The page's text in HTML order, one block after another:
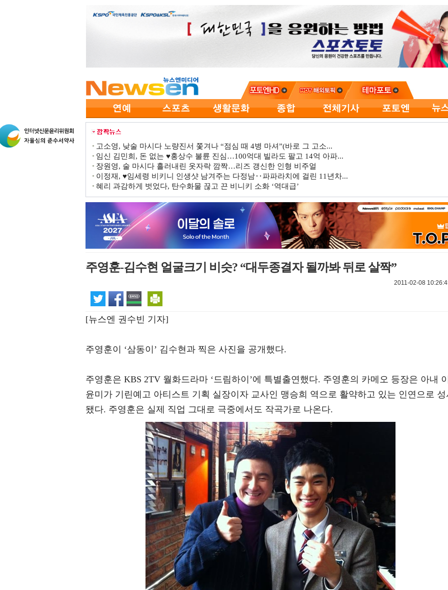
고소영, 낮술 마시다 노량진서 쫓겨나 “점심 때 4병 마셔”(바로 그 고소...
임신 김민희, 돈 없는 ♥홍상수 불륜 진심…100억대 빌라도 팔고 14억 아파...
장원영, 술 마시다 흘러내린 옷자락 깜짝…리즈 갱신한 인형 비주얼
이정재, ♥임세령 비키니 인생샷 남겨주는 다정남‥파파라치에 걸린 11년차...
혜리 과감하게 벗었다, 탄수화물 끊고 끈 비니키 소화 ‘역대급’
주영훈-김수현 얼굴크기 비슷? “대두종결자 될까봐 뒤로 살짝”
2011-02-08
[뉴스엔 권수빈 기자]
주영훈이 ‘삼동이’ 김수현과 찍은 사진을 공개했다.
주영훈은 KBS 2TV 월화드라마 ‘드림하이’에 특별출연했다. 주영훈의 카메오 등장은 아내
윤미가 기린예고 아티스트 기획 실장이자 교사인 맹승희 역으로 활약하고 있는 인연으로 성
됐다. 주영훈은 실제 직업 그대로 극중에서도 작곡가로 나온다.